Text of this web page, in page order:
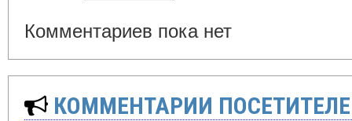
Комментариев пока нет
КОММЕНТАРИИ